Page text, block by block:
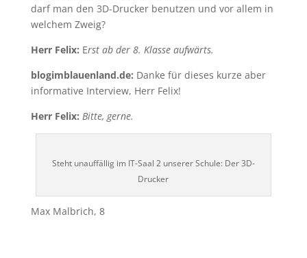
darf man den 3D-Drucker benutzen und vor allem in
welchem Zweig?
Herr Felix: Erst ab der 8. Klasse aufwärts.
blogimblauenland.de: Danke für dieses kurze aber
informative Interview, Herr Felix!
Herr Felix: Bitte, gerne.
Steht unauffällig im IT-Saal 2 unserer Schule: Der 3D-
Drucker
Max Malbrich, 8